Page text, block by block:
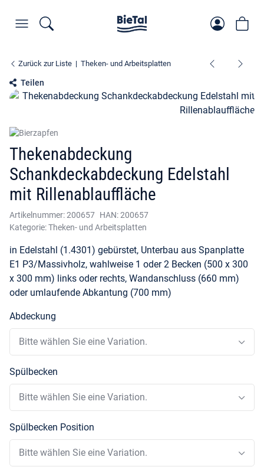
Zurück zur Liste Theken- und Arbeitsplatten
Thekenabdeckung
Schankdeckabdeckung Edelstahl
mit Rillenablauffläche
Artikelnummer:200657 HAN:200657
Kategorie:Theken- und Arbeitsplatten
in Edelstahl (1.4301) gebürstet, Unterbau aus Spanplatte
E1 P3/Massivholz, wahlweise 1 oder 2 Becken (500 x 300
x 300 mm) links oder rechts, Wandanschluss (660 mm)
oder umlaufende Abkantung (700 mm)
Abdeckung
Bitte wählen Sie eine Variation.
Spülbecken
Bitte wählen Sie eine Variation.
Spülbecken Position
Bitte wählen Sie eine Variation.
Teilen